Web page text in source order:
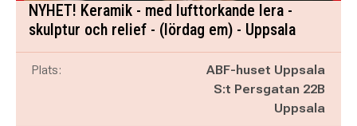
NYHET! Keramik - med lufttorkande lera -
skulptur och relief - (lördag em) - Uppsala
Plats:
ABF-huset Uppsala
S:t Persgatan 22B
Uppsala